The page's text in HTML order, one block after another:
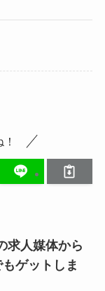
求人媒体から
ゲットしま